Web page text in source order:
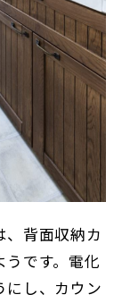
、背面収納カ
です。電化
にし、カウン